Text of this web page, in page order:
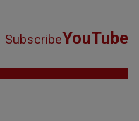
SubscribeYouTube